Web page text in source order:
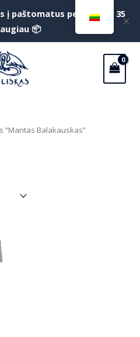
į paštomatus perkant už 35
📦
✕
Balakauskas”